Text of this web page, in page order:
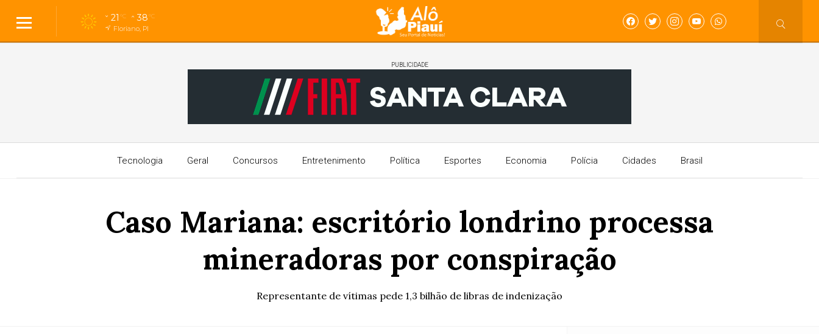
21 °C 38°C
Floriano, PI
PUBLICIDADE
Tecnologia Geral Concursos Entretenimento Política Esportes Economia Polícia Cidades Brasil
Caso Mariana: escritório londrino processa
mineradoras por conspiração
Representante de vítimas pede 1,3 bilhão de libras de indenização